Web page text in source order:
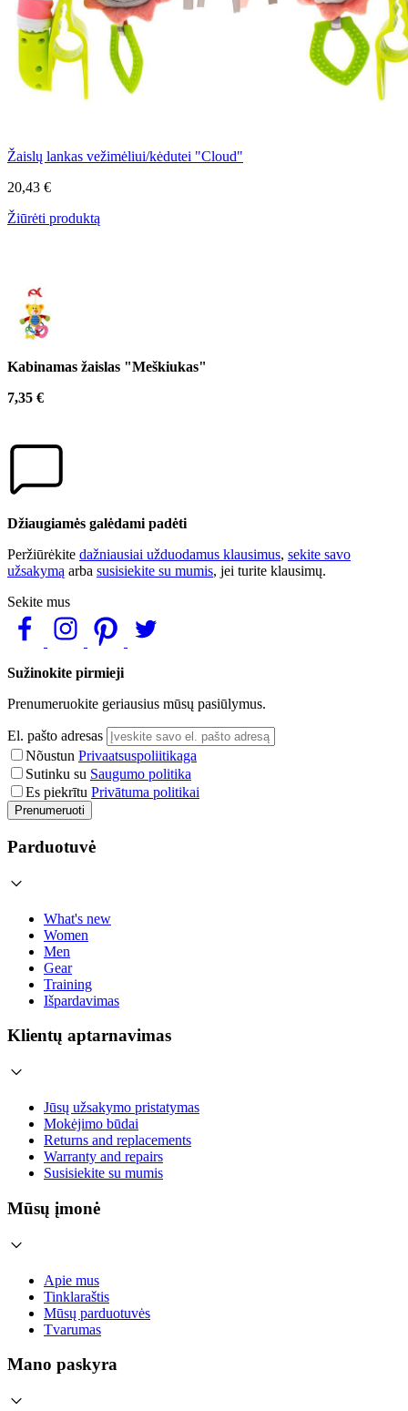
Žaislų lankas vežimėliui/kėdutei "Cloud"
20,43 €
Žiūrėti produktą
Kabinamas žaislas "Meškiukas"
7,35 €
Džiaugiamės galėdami padėti
Peržiūrėkite dažniausiai užduodamus klausimus, sekite savo
užsakymą arba susisiekite su mumis, jei turite klausimų.
Sekite mus
Sužinokite pirmieji
Prenumeruokite geriausius mūsų pasiūlymus.
El. pašto adresas
Nõustun Privaatsuspoliitikaga
Sutinku su Saugumo politika
Es piekrītu Privātuma politikai
Prenumeruoti
Parduotuvė
What's new
Women
Men
Gear
Training
Išpardavimas
Klientų aptarnavimas
Jūsų užsakymo pristatymas
Mokėjimo būdai
Returns and replacements
Warranty and repairs
Susisiekite su mumis
Mūsų įmonė
Apie mus
Tinklaraštis
Mūsų parduotuvės
Tvarumas
Mano paskyra